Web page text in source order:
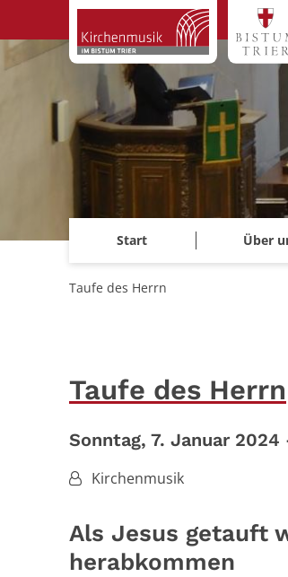
Zum Inhalt springen
Start Über
Taufe des Herrn
Taufe des Herrn
Sonntag, 7. Januar
Von:Kirchenmusik
Als Jesus getauft
herabkommen